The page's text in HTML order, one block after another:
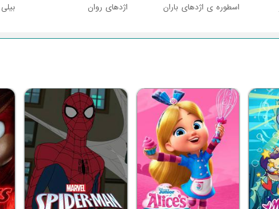
اسطوره ی اژدهای باران اژدهای روان